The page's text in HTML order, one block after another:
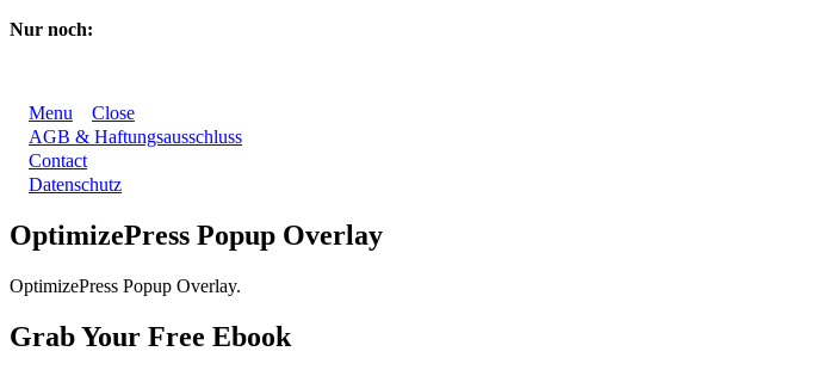
Nur noch:
Menu
Close
AGB & Haftungsausschluss
Contact
Datenschutz
OptimizePress Popup Overlay
OptimizePress Popup Overlay.
Grab Your Free Ebook